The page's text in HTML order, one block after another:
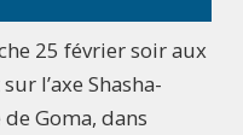
25 février soir aux
l’axe Shasha-
Goma, dans